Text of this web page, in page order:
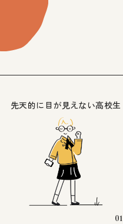
先天的に目が見えない高校生
01